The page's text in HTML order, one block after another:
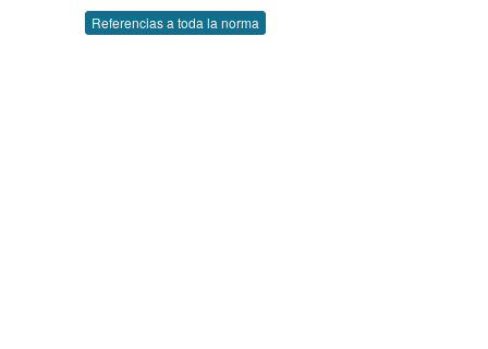
Referencias a toda la norma